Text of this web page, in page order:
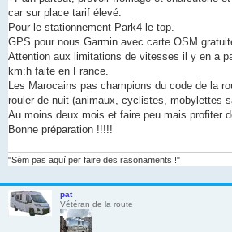
car sur place tarif élevé.
Pour le stationnement Park4 le top.
GPS pour nous Garmin avec carte OSM
Attention aux limitations de vitesses il y en a
km:h faite en France.
Les Marocains pas champions du code de la
rouler de nuit (animaux, cyclistes, mobylettes
Au moins deux mois et faire peu mais profiter
Bonne préparation !!!!!
"Sèm pas aquí per faire des rasonaments !"
pat
Vétéran de la route